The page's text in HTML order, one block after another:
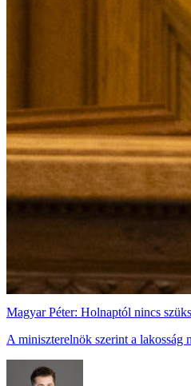
Magyar Péter: Holnaptól nincs
A miniszterelnök szerint a lakosság